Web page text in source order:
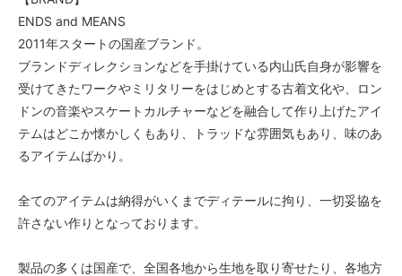
ENDS and MEANS
2011年スタートの国産ブランド。
ブランドディレクションなどを手掛けている内山氏自身が影響を
受けてきたワークやミリタリーをはじめとする古着文化や、ロン
ドンの音楽やスケートカルチャーなどを融合して作り上げたアイ
テムはどこか懐かしくもあり、トラッドな雰囲気もあり、味のあ
るアイテムばかり。
全てのアイテムは納得がいくまでディテールに拘り、一切妥協を
許さない作りとなっております。
製品の多くは国産で、全国各地から生地を取り寄せたり、各地方